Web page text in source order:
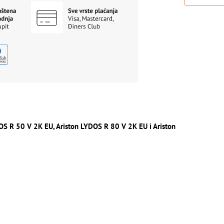
R 50 V 2K EU, Ariston LYDOS R 80 V 2K EU i Ariston